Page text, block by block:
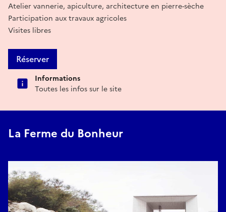
Atelier vannerie, apiculture, architecture en pierre-sèche
Participation aux travaux agricoles
Visites libres
Réserver
Informations
Toutes les infos sur le site
La Ferme du Bonheur